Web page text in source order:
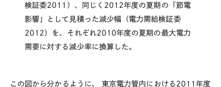
検証委2011）、同じく2012年度の夏期の「節電
影響」として見積った減少幅（電力需給検証委
2012）を、それぞれ2010年度の夏期の最大電力
需要に対する減少率に換算した。
この図から分かるように、 東京電力管内における2011年度